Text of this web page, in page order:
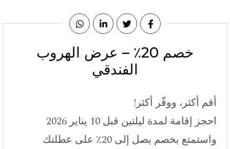
خصم 20٪ – عرض الهروب
الفندقي
أقم أكثر، ووفّر أكثر!
احجز إقامة لمدة ليلتين قبل 10 يناير 2026
واستمتع بخصم يصل إلى 20٪ على عطلتك